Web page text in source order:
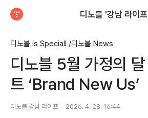
디노블 '강남 라이
디노블 is Special! /디노블 News
디노블 5월 가정의
트 ‘Brand New Us’
디노블 강남 라이프 2026. 4. 28. 16:44